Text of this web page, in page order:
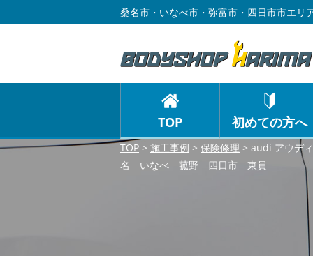
桑名市・いなべ市・弥富市・四日市市エリ
TOP 初めての方へ
TOP > 施工事例 > 保険修理 > audi アウ
名 いなべ 菰野 四日市 東員